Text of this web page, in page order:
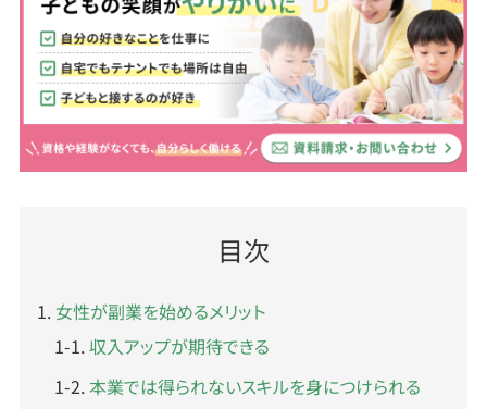
目次
女性が副業を始めるメリット
収入アップが期待できる
本業では得られないスキルを身につけられる